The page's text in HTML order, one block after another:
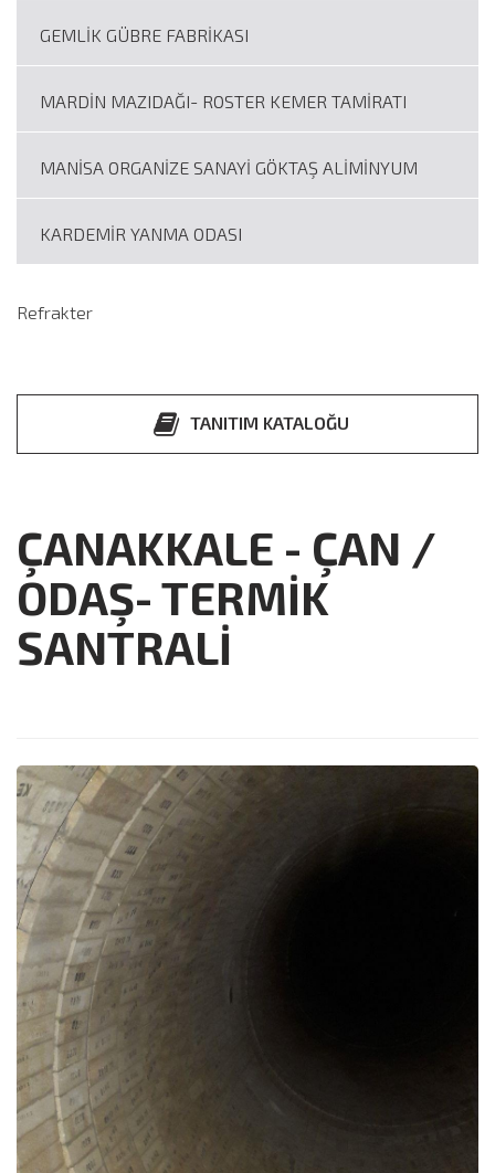
GEMLİK GÜBRE FABRİKASI
MARDİN MAZIDAĞI- ROSTER KEMER TAMİRATI
MANİSA ORGANİZE SANAYİ GÖKTAŞ ALİMİNYUM
KARDEMİR YANMA ODASI
Refrakter
TANITIM KATALOĞU
ÇANAKKALE - ÇAN /
ODAŞ- TERMİK
SANTRALİ